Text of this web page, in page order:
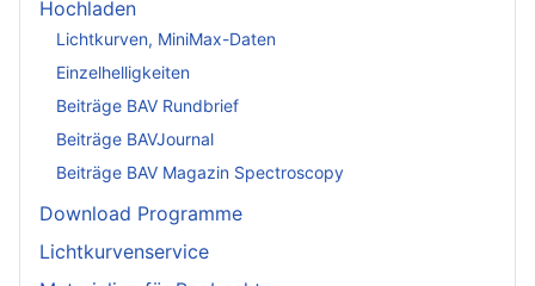
Hochladen
Lichtkurven, MiniMax-Daten
Einzelhelligkeiten
Beiträge BAV Rundbrief
Beiträge BAVJournal
Beiträge BAV Magazin Spectroscopy
Download Programme
Lichtkurvenservice